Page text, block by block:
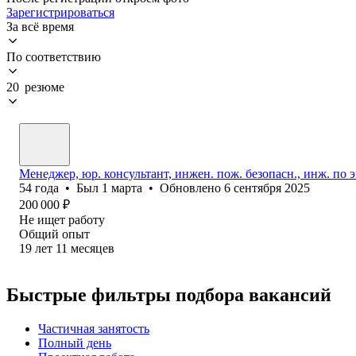
Зарегистрироваться
За всё время
По соответствию
20 резюме
Менеджер, юр. консультант, инжен. пож. безопасн., инж. по
54 года • Был 1 марта • Обновлено 6 сентября 2025
200 000 ₽
Не ищет работу
Общий опыт
19 лет 11 месяцев
Быстрые фильтры подбора вакансий
Частичная занятость
Полный день